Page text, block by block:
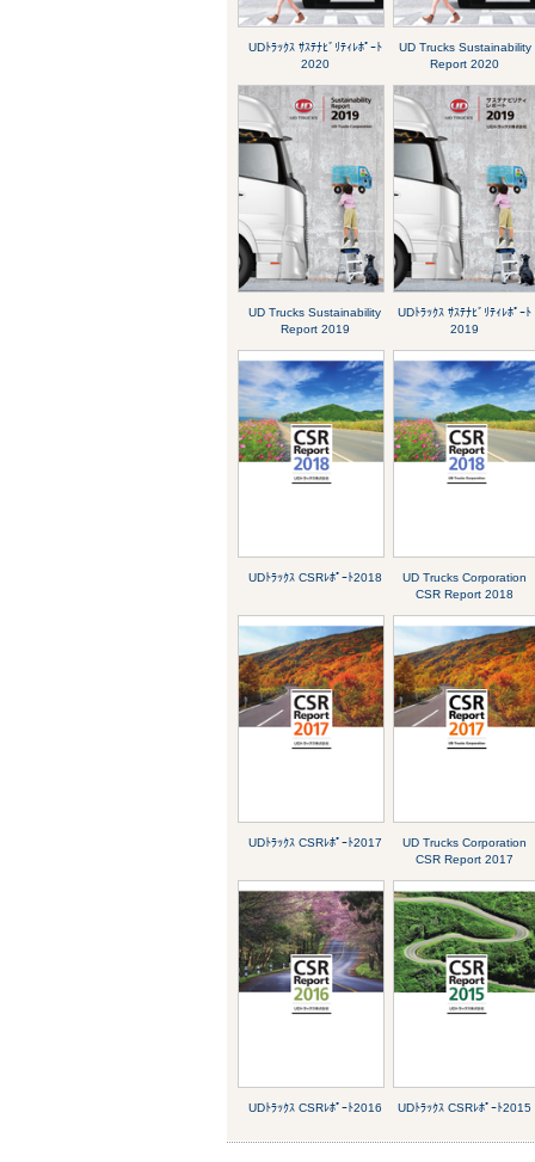
UDﾄﾗｯｸｽ ｻｽﾃﾅﾋﾞﾘﾃｨﾚﾎﾟｰﾄ
2020
UD Trucks Sustainability
Report 2020
UD Trucks Sustainability
Report 2019
UDﾄﾗｯｸｽ ｻｽﾃﾅﾋﾞﾘﾃｨﾚﾎﾟｰﾄ
2019
UDﾄﾗｯｸｽ CSRﾚﾎﾟｰﾄ2018
UD Trucks Corporation
CSR Report 2018
UDﾄﾗｯｸｽ CSRﾚﾎﾟｰﾄ2017
UD Trucks Corporation
CSR Report 2017
UDﾄﾗｯｸｽ CSRﾚﾎﾟｰﾄ2016 UDﾄﾗｯｸｽ CSRﾚﾎﾟｰﾄ2015